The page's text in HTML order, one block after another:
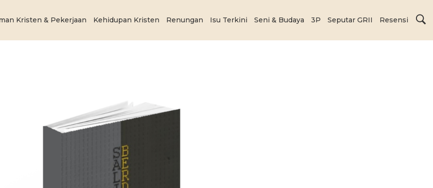
Kristen & Pekerjaan Kehidupan Kristen Renungan Isu Terkini Seni & Budaya 3P Seputar GRII Resensi